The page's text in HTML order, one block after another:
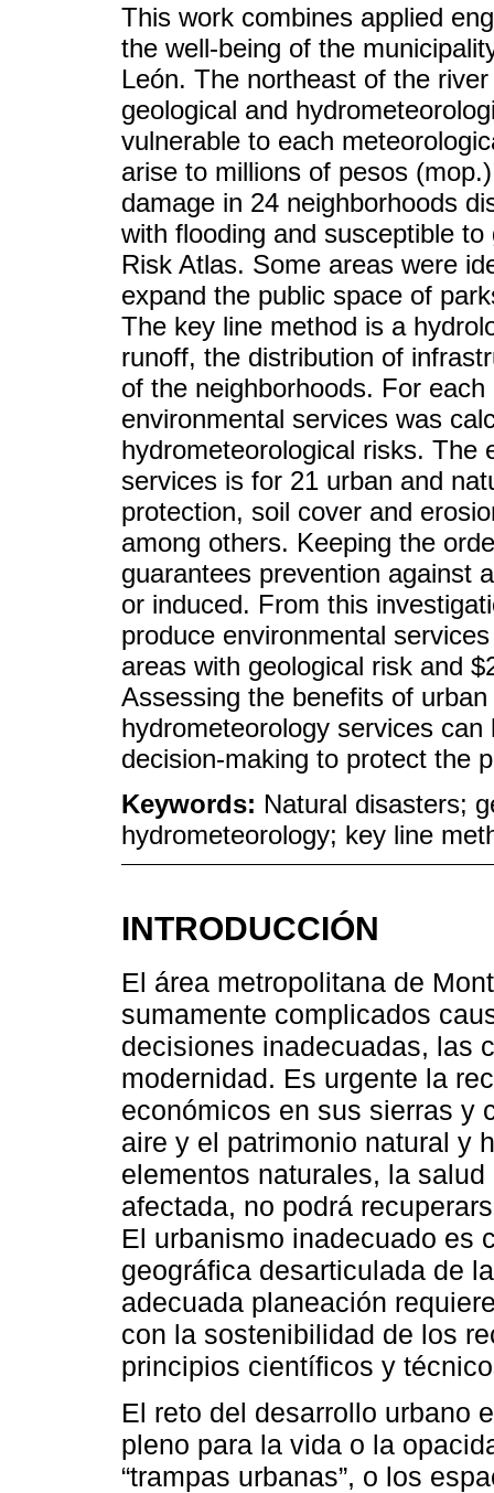
This work combines applied
the well-being of the
León. The northeast of the
geological and
vulnerable to each
arise to millions of pesos
damage in 24 neighborhoods
with flooding and susceptible
Risk Atlas. Some areas were
expand the public space of
The key line method is a
runoff, the distribution of
of the neighborhoods. For
environmental services was
hydrometeorological risks. The
services is for 21 urban and
protection, soil cover and
among others. Keeping the
guarantees prevention against
or induced. From this
produce environmental
areas with geological risk and
Assessing the benefits of
hydrometeorology services
decision-making to protect the
Keywords: Natural disasters;
hydrometeorology; key line
INTRODUCCIÓN
El área metropolitana de
sumamente complicados
decisiones inadecuadas, las
modernidad. Es urgente la
económicos en sus sierras y
aire y el patrimonio natural y
elementos naturales, la
afectada, no podrá
El urbanismo inadecuado es
geográfica desarticulada de
adecuada planeación
con la sostenibilidad de los
principios científicos y
El reto del desarrollo urbano
pleno para la vida o la
“trampas urbanas”, o los